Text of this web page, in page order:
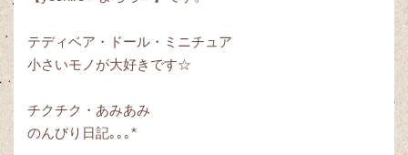
テディベア・ドール・ミニチュア
小さいモノが大好きです☆
チクチク・あみあみ
のんびり日記｡｡｡*